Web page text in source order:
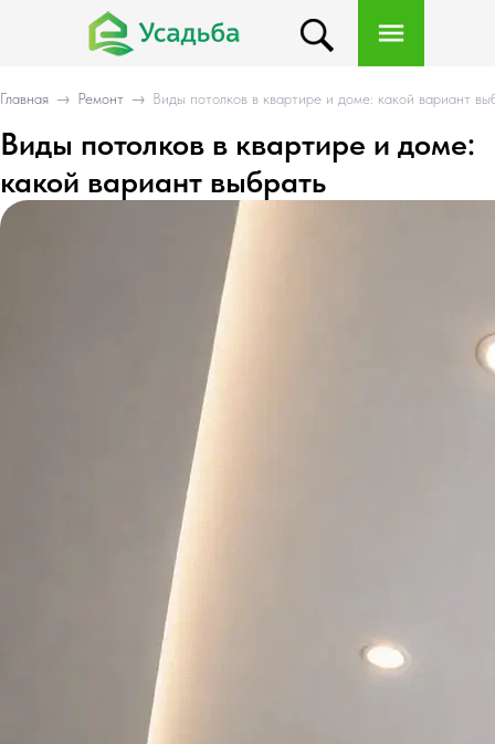
Главная → Ремонт → Виды потолков в квартире и доме: какой вариант
Виды потолков в квартире и доме:
какой вариант выбрать